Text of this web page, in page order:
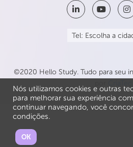
©2020 Hello Study. Tudo para seu
Nós utilizamos cookies e outras
para melhorar sua experiência
continuar navegando, você
condições.
OK